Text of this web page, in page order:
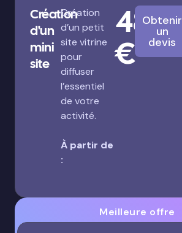
Création
d'un
mini
site
Création
d’un petit
site vitrine
pour
diffuser
l’essentiel
de votre
activité.
À partir de
:
480
€
Obtenir
un
devis
Meilleure offre